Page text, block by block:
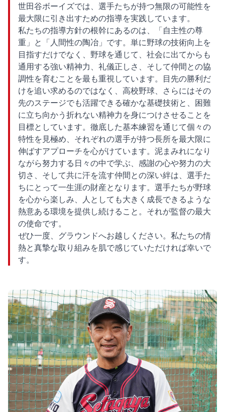
世田谷ボーイズでは、選手たちが持つ無限の可能性を
最大限に引き出すための指導を実践しています。
私たちの指導方針の根幹にあるのは、「自主性の尊
重」と「人間性の陶冶」です。単に野球の技術向上を
目指すだけでなく、野球を通じて、社会に出てからも
通用する強い精神力、礼儀正しさ、そして仲間との協
調性を育むことを最も重視しています。目先の勝利だ
けを追い求めるのではなく、高校野球、さらにはその
先のステージでも活躍できる確かな基礎技術と、困難
に立ち向かう折れない精神力を身につけさせることを
目標としています。徹底した基本練習を通じて個々の
特性を見極め、それぞれの選手が持つ長所を最大限に
伸ばすアプローチを心がけています。泥まみれになり
ながら努力する日々の中で学ぶ、感謝の心や努力の大
切さ、そして共に汗を流す仲間との深い絆は、選手た
ちにとって一生涯の財産となります。選手たちが野球
を心から楽しみ、人としても大きく成長できるような
熱意ある環境を提供し続けること。それが監督の最大
の使命です。
ぜひ一度、グラウンドへお越しください。私たちの情
熱と真摯な取り組みを肌で感じていただければ幸いで
す。